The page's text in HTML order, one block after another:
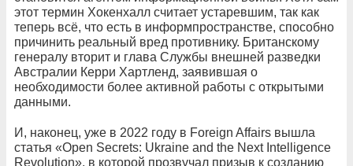
этот термин Хокенхалл считает устаревшим, так как
теперь всё, что есть в информпространстве, способно
причинить реальный вред противнику. Британскому
генералу вторит и глава Службы внешней разведки
Австралии Керри Хартленд, заявившая о
необходимости более активной работы с открытыми
данными.
И, наконец, уже в 2022 году в Foreign Affairs вышла
статья «Open Secrets: Ukraine and the Next Intelligence
Revolution», в которой прозвучал призыв к созданию